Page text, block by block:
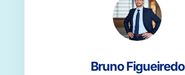
Bruno Figueiredo